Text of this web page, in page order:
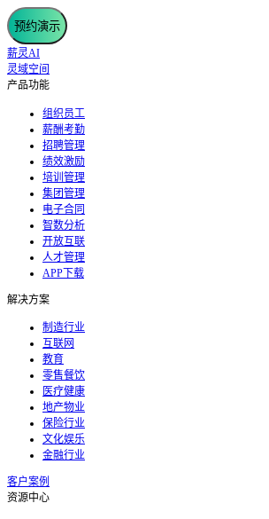
预约演示
薪灵AI
灵域空间
产品功能
组织员工
薪酬考勤
招聘管理
绩效激励
培训管理
集团管理
电子合同
智数分析
开放互联
人才管理
APP下载
解决方案
制造行业
互联网
教育
零售餐饮
医疗健康
地产物业
保险行业
文化娱乐
金融行业
客户案例
资源中心